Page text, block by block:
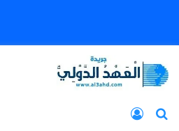
بحث عن